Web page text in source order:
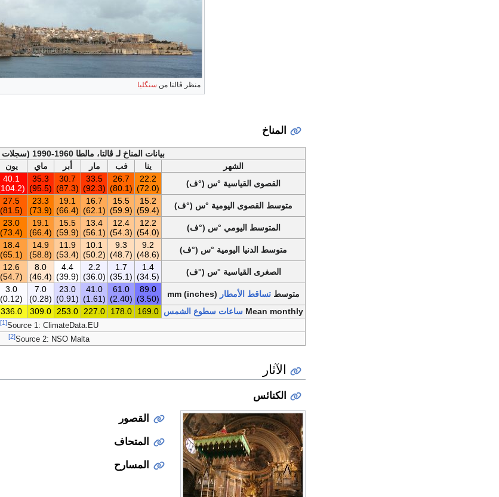
منظر ڤالتا من سنگليا
المناخ
بيانات المناخ لـ ڤالتا، مالطا 1960-1990 (سجلات 1947-2010)
الشهر
ينا فب مار أبر ماي يون
القصوى القياسية °س (°ف)
22.2
(72.0)
26.7
(80.1)
33.5
(92.3)
30.7
(87.3)
35.3
(95.5)
40.1
(104.2)
متوسط القصوى اليومية °س (°ف)
15.2
(59.4)
15.5
(59.9)
16.7
(62.1)
19.1
(66.4)
23.3
(73.9)
27.5
(81.5)
المتوسط اليومي °س (°ف)
12.2
(54.0)
12.4
(54.3)
13.4
(56.1)
15.5
(59.9)
19.1
(66.4)
23.0
(73.4)
متوسط الدنيا اليومية °س (°ف)
9.2
(48.6)
9.3
(48.7)
10.1
(50.2)
11.9
(53.4)
14.9
(58.8)
18.4
(65.1)
الصغرى القياسية °س (°ف)
1.4
(34.5)
1.7
(35.1)
2.2
(36.0)
4.4
(39.9)
8.0
(46.4)
12.6
(54.7)
متوسط تساقط الأمطار
89.0
(3.50)
61.0
(2.40)
41.0
(1.61)
23.0
(0.91)
7.0
(0.28)
3.0
(0.12)
Mean monthly ساعات سطوع الشمس 169.0
178.0
227.0
253.0
309.0
336.0
Source 1: ClimateData.EU
[1]
Source 2: NSO Malta
[2]
الآثار
الكنائس
القصور
المتحاف
المسارح